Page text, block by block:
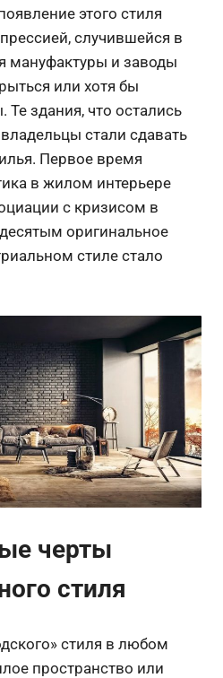
этого стиля
случившейся в
мануфактуры и заводы
или хотя бы
Те здания, что остались
стали сдавать
Первое время
в жилом интерьере
с кризисом в
оригинальное
стиле стало
черты
стиля
стиля в любом
пространство или